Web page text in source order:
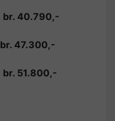
br. 40.790,-
br. 47.300,-
br. 51.800,-